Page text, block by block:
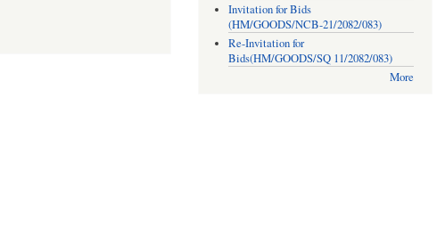
Invitation for Bids
(HM/GOODS/NCB-21/2082/083)
Re-Invitation for
Bids(HM/GOODS/SQ 11/2082/083)
More